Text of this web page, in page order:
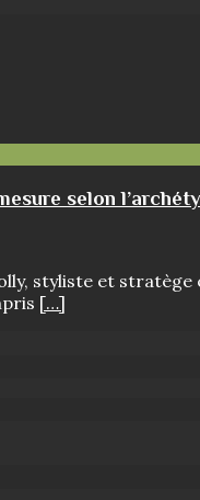
selon
styliste et
[…]